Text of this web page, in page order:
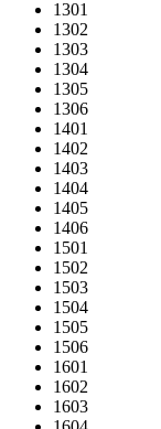
1301
1302
1303
1304
1305
1306
1401
1402
1403
1404
1405
1406
1501
1502
1503
1504
1505
1506
1601
1602
1603